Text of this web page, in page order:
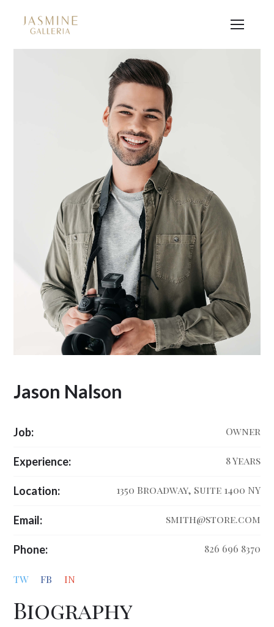
Jason Nalson
Job: Owner
Experience: 8 Years
Location: 1350 Broadway, Suite 1400 NY
Email: smith@store.com
Phone: 826 696 8370
TW FB IN
Biography